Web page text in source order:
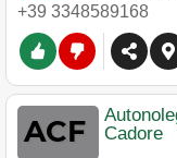
+39 3348589168
Cadore